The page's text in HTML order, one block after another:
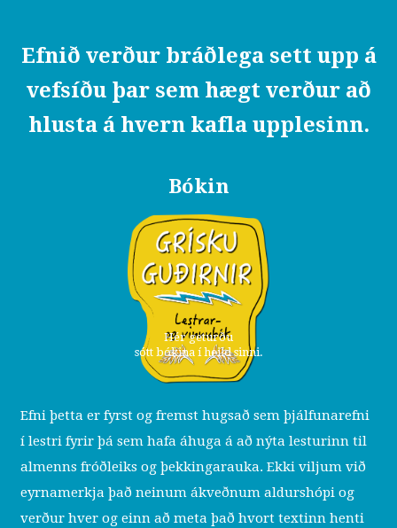
Efnið verður bráðlega sett upp á
vefsíðu þar sem hægt verður að
hlusta á hvern kafla upplesinn.
Bókin
Hér geturðu
sótt bókina í heild sinni.
Efni þetta er fyrst og fremst hugsað sem þjálfunarefni
í lestri fyrir þá sem hafa áhuga á að nýta lesturinn til
almenns fróðleiks og þekkingarauka. Ekki viljum við
eyrnamerkja það neinum ákveðnum aldurshópi og
verður hver og einn að meta það hvort textinn henti